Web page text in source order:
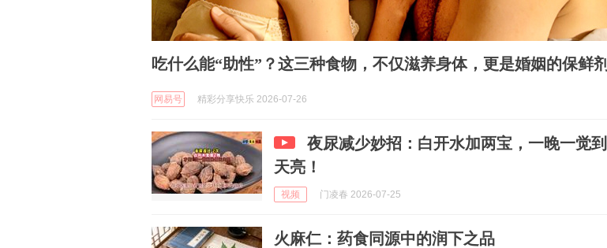
吃什么能“助性”？这三种食物，不仅滋养身体，更是婚姻的保鲜剂
网易号 精彩分享快乐 2026-07-26
夜尿减少妙招：白开水加两宝，一晚一觉到
天亮！
视频 门凌春 2026-07-25
火麻仁：药食同源中的润下之品